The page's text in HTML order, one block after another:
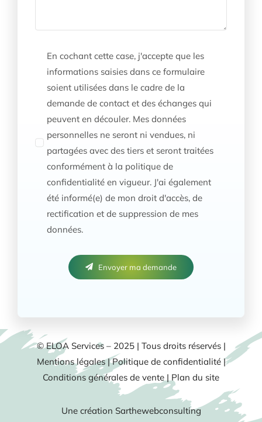
En cochant cette case, j'accepte que les
informations saisies dans ce formulaire
soient utilisées dans le cadre de la
demande de contact et des échanges qui
peuvent en découler. Mes données
personnelles ne seront ni vendues, ni
partagées avec des tiers et seront traitées
conformément à la politique de
confidentialité en vigueur. J'ai également
été informé(e) de mon droit d'accès, de
rectification et de suppression de mes
données.
Envoyer ma demande
© ELOA Services – 2025 | Tous droits réservés |
Mentions légales|Politique de confidentialité|
Conditions générales de vente | Plan du site
Une création Sarthewebconsulting